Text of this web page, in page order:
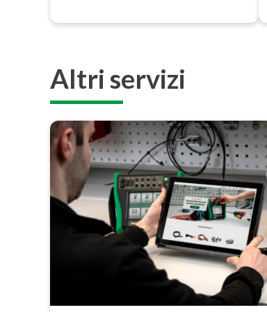
Altri servizi